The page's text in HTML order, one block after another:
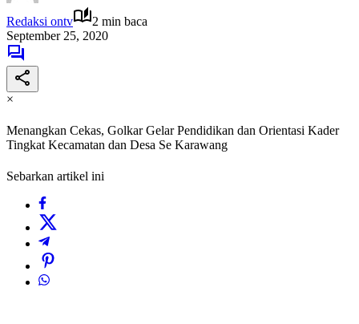
Redaksi ontv
2 min baca
September 25, 2020
×
Menangkan Cekas, Golkar Gelar Pendidikan dan Orientasi Kader
Tingkat Kecamatan dan Desa Se Karawang
Sebarkan artikel ini